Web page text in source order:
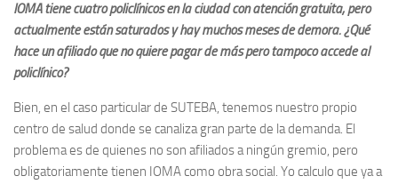
IOMA tiene cuatro policlínicos en la ciudad con atención gratuita, pero
actualmente están saturados y hay muchos meses de demora. ¿Qué
hace un afiliado que no quiere pagar de más pero tampoco accede al
policlínico?
Bien, en el caso particular de SUTEBA, tenemos nuestro propio
centro de salud donde se canaliza gran parte de la demanda. El
problema es de quienes no son afiliados a ningún gremio, pero
obligatoriamente tienen IOMA como obra social. Yo calculo que ya a